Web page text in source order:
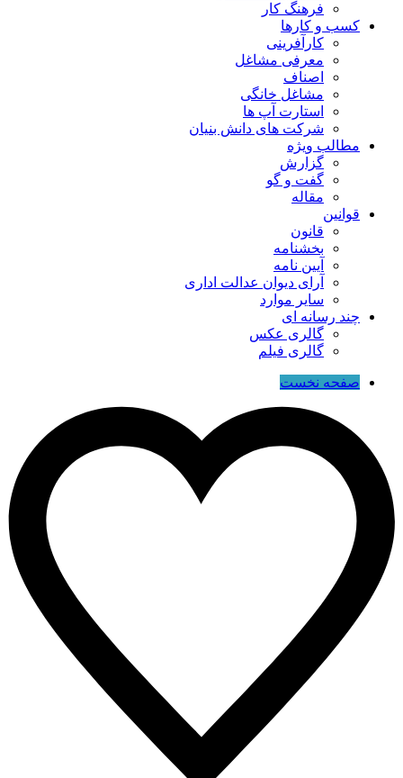
فرهنگ کار
کسب و کارها
کارآفرینی
معرفی مشاغل
اصناف
مشاغل خانگی
استارت آپ ها
شرکت های دانش بنیان
مطالب ویژه
گزارش
گفت و گو
مقاله
قوانین
قانون
بخشنامه
آیین نامه
آرای دیوان عدالت اداری
سایر موارد
چند رسانه ای
گالری عکس
گالری فیلم
صفحه نخست